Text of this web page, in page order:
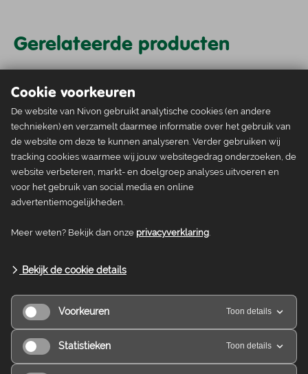
Gerelateerde producten
Wandelgidsen
Pieterpad deel 1
Vanaf
€ 13,30
Vanaf
€ 14
Cookie voorkeuren
De website van Nivon gebruikt analytische cookies (en andere
technieken) en verzamelt daarmee informatie over het gebruik van
de website om deze te kunnen analyseren. Verder gebruiken wij
tracking cookies waarmee wij jouw websitegedrag onderzoeken, de
website verbeteren, markt- en doelgroep analyses uitvoeren en
voor het gebruik van social media en online
advertentiemogelijkheden.
Meer weten? Bekijk dan onze privacyverklaring
Bekijk de cookie details
Voorkeuren Toon details
Statistieken Toon details